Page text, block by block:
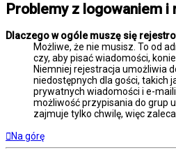
Problemy z logowaniem
Dlaczego w ogóle muszę się
Możliwe, że nie musisz. To od
czy, aby pisać wiadomości,
Niemniej rejestracja umożliwia
niedostępnych dla gości, takich
prywatnych wiadomości i e-
możliwość przypisania do grup
zajmuje tylko chwilę, więc
Na górę